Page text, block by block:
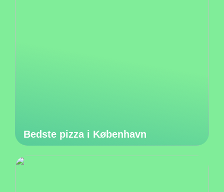
Bedste pizza i København